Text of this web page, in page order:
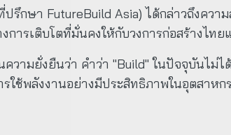
ษา FutureBuild Asia) ได้กล่าวถึงควา
ารเติบโตที่มั่นคงให้กับวงการก่อสร้างไทย
ามยั่งยืนว่า คำว่า "Build" ในปัจจุบันไม่ไ
ใช้พลังงานอย่างมีประสิทธิภาพในอุตสาห